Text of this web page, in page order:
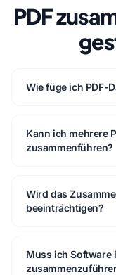
PDF
Wie füge ich PDF-
Kann ich mehrere
zusammenführen?
Wird das
beeinträchtigen?
Muss ich Software